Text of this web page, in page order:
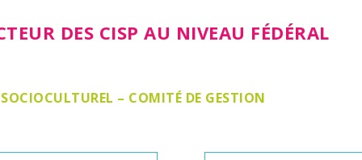
DES CISP AU NIVEAU FÉDÉRAL
– COMITÉ DE GESTION